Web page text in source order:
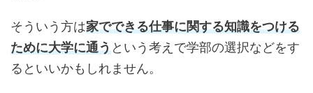
そういう方は家でできる仕事に関する知識をつける
ために大学に通うという考えで学部の選択などをす
るといいかもしれません。